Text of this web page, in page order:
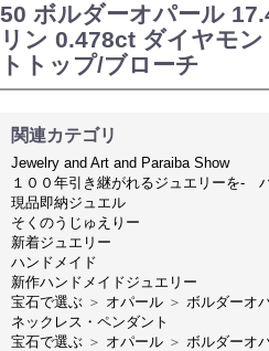
50 ボルダーオパール
リン 0.478ct ダイヤモ
トトップ/ブローチ
関連カテゴリ
Jewelry and Art and Paraiba Show
１００年引き継がれるジュエリーを-
現品即納ジュエル
そくのうじゅえりー
新着ジュエリー
ハンドメイド
新作ハンドメイドジュエリー
宝石で選ぶ ＞ オパール ＞ ボルダーオ
ネックレス・ペンダント
宝石で選ぶ ＞ オパール ＞ ボルダーオ